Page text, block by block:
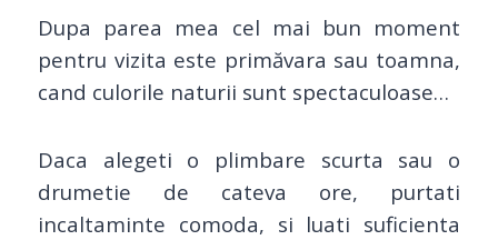
Dupa parea mea cel mai bun moment
pentru vizita este primăvara sau toamna,
cand culorile naturii sunt spectaculoase…
Daca alegeti o plimbare scurta sau o
drumetie de cateva ore, purtati
incaltaminte comoda, si luati suficienta